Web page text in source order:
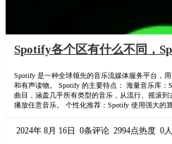
Spotify各个区有什么不同，
Spotify 是一种全球领先的音乐流媒体服务平台，
和有声读物。 Spotify 的主要特点： 海量音乐库
曲目，涵盖几乎所有类型的音乐，从流行、摇滚到
播放任意音乐。 个性化推荐：Spotify 使用强大的
2024年 8月 16日 0条评论 2994点热度 0